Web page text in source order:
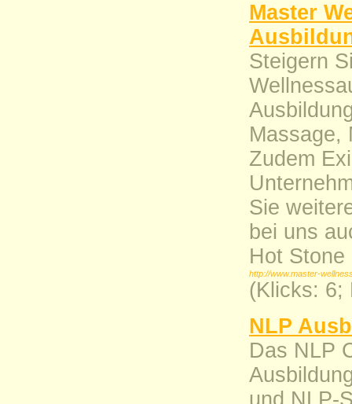
Master
Steigern
Massage,
Zudem
Sie
bei uns
Hot
http://www.master-
(Klicks: 6;
NLP
Das NLP
und NLP-